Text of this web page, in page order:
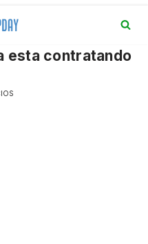
esta contratando